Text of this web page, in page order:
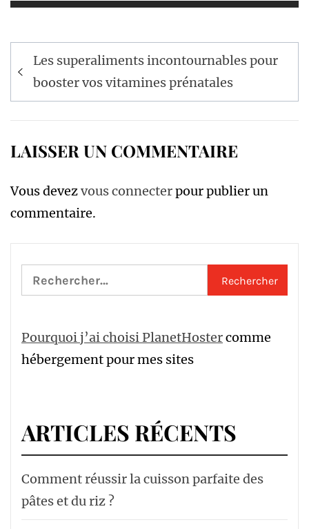
Navigation
de
l’article
Les superaliments incontournables pour
booster vos vitamines prénatales
LAISSER UN COMMENTAIRE
Vous devezvous connecterpour publier un
commentaire.
Rechercher :
Pourquoi j’ai choisi PlanetHostercomme
hébergement pour mes sites
ARTICLES RÉCENTS
Comment réussir la cuisson parfaite des
pâtes et du riz ?